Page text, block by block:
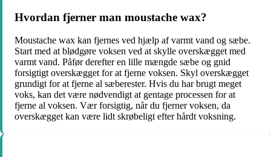
Hvordan fjerner man moustache wax?
Moustache wax kan fjernes ved hjælp af varmt vand og sæbe.
Start med at blødgøre voksen ved at skylle overskægget med
varmt vand. Påfør derefter en lille mængde sæbe og gnid
forsigtigt overskægget for at fjerne voksen. Skyl overskægget
grundigt for at fjerne al sæberester. Hvis du har brugt meget
voks, kan det være nødvendigt at gentage processen for at
fjerne al voksen. Vær forsigtig, når du fjerner voksen, da
overskægget kan være lidt skrøbeligt efter hårdt voksning.